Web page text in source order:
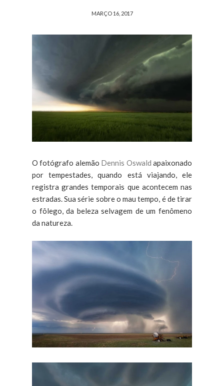
MARÇO 16, 2017
O fotógrafo alemão Dennis Oswald apaixonado
por tempestades, quando está viajando, ele
registra grandes temporais que acontecem nas
estradas. Sua série sobre o mau tempo, é de tirar
o fôlego, da beleza selvagem de um fenômeno
da natureza.